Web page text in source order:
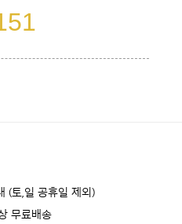
(토,일 공휴일 제외)
무료배송